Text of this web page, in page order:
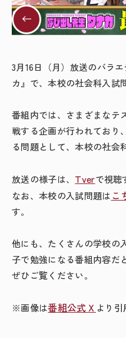
3月16日（月）放送のバラ
カ』で、本校の社会科入試
番組内では、さまざまなテ
戦する企画が行われており
る問題として、本校の社会
放送の様子は、 Tverで視聴
なお、本校の入試問題は こ
す。
他にも、たくさんの学校の
子で勉強になる番組内容だ
ぜひご覧ください。
※画像は番組公式Ｘ より引